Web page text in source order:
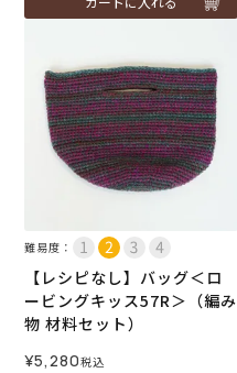
難易度：
【レシピなし】バッグ＜ロ
ービングキッス57R＞（編み
物 材料セット）
¥5,280税込